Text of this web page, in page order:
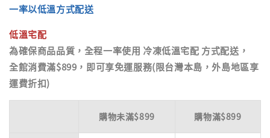
一率以低溫方式配送
低溫宅配
為確保商品品質，全程一率使用 冷凍低溫宅配 方式配送，
全館消費滿$899，即可享免運服務(限台灣本島，外島地區享
運費折扣)
購物未滿$899 購物滿$899